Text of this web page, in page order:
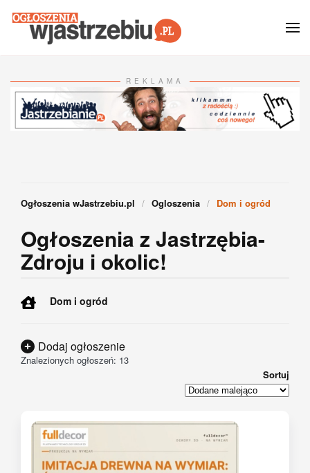
Przejdź do głównej treści
REKLAMA
Ogłoszenia wJastrzebiu.pl Ogloszenia Dom i ogród
Ogłoszenia z Jastrzębia-
Zdroju i okolic!
Dom i ogród
Dodaj ogłoszenie
Znalezionych ogłoszeń: 13
Sortuj